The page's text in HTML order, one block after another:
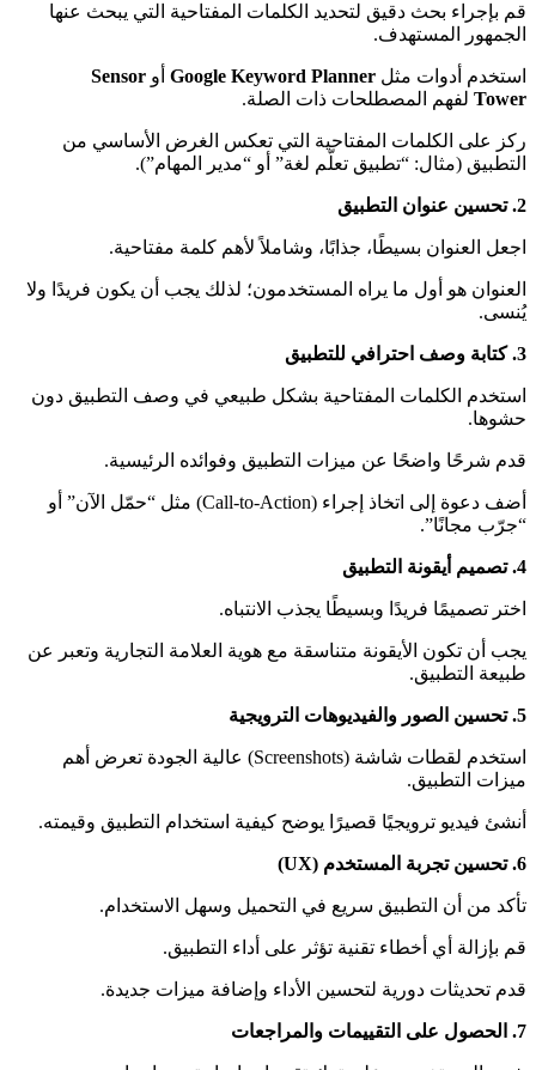
قم بإجراء بحث دقيق لتحديد الكلمات المفتاحية التي يبحث عنها
الجمهور المستهدف.
استخدم أدوات مثل Google Keyword Planner أو Sensor
Tower لفهم المصطلحات ذات الصلة.
ركز على الكلمات المفتاحية التي تعكس الغرض الأساسي من
التطبيق (مثال: “تطبيق تعلّم لغة” أو “مدير المهام”).
2. تحسين عنوان التطبيق
اجعل العنوان بسيطًا، جذابًا، وشاملاً لأهم كلمة مفتاحية.
العنوان هو أول ما يراه المستخدمون؛ لذلك يجب أن يكون فريدًا ولا
يُنسى.
3. كتابة وصف احترافي للتطبيق
استخدم الكلمات المفتاحية بشكل طبيعي في وصف التطبيق دون
حشوها.
قدم شرحًا واضحًا عن ميزات التطبيق وفوائده الرئيسية.
أضف دعوة إلى اتخاذ إجراء (Call-to-Action) مثل “حمّل الآن” أو
“جرّب مجانًا”.
4. تصميم أيقونة التطبيق
اختر تصميمًا فريدًا وبسيطًا يجذب الانتباه.
يجب أن تكون الأيقونة متناسقة مع هوية العلامة التجارية وتعبر عن
طبيعة التطبيق.
5. تحسين الصور والفيديوهات الترويجية
استخدم لقطات شاشة (Screenshots) عالية الجودة تعرض أهم
ميزات التطبيق.
أنشئ فيديو ترويجيًا قصيرًا يوضح كيفية استخدام التطبيق وقيمته.
6. تحسين تجربة المستخدم (UX)
تأكد من أن التطبيق سريع في التحميل وسهل الاستخدام.
قم بإزالة أي أخطاء تقنية تؤثر على أداء التطبيق.
قدم تحديثات دورية لتحسين الأداء وإضافة ميزات جديدة.
7. الحصول على التقييمات والمراجعات